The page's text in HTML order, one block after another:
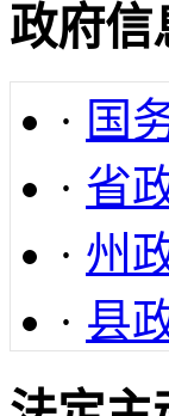
政府信
· 国
· 省
· 州
· 县